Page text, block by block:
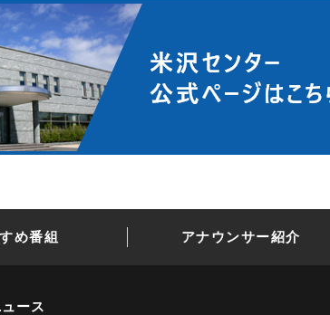
め番組 アナウンサー紹介
ース